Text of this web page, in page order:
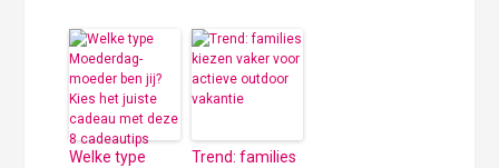
Welke type
Trend: families